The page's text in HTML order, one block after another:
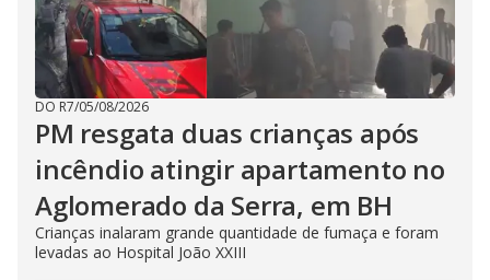
DO R7/05/08/2026
PM resgata duas crianças após
incêndio atingir apartamento no
Aglomerado da Serra, em BH
Crianças inalaram grande quantidade de fumaça e foram
levadas ao Hospital João XXIII